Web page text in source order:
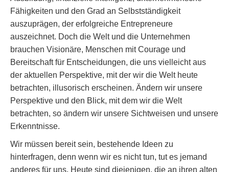
Fähigkeiten und den Grad an Selbstständigkeit
auszuprägen, der erfolgreiche Entrepreneure
auszeichnet. Doch die Welt und die Unternehmen
brauchen Visionäre, Menschen mit Courage und
Bereitschaft für Entscheidungen, die uns vielleicht aus
der aktuellen Perspektive, mit der wir die Welt heute
betrachten, illusorisch erscheinen. Ändern wir unsere
Perspektive und den Blick, mit dem wir die Welt
betrachten, so ändern wir unsere Sichtweisen und unsere
Erkenntnisse.
Wir müssen bereit sein, bestehende Ideen zu
hinterfragen, denn wenn wir es nicht tun, tut es jemand
anderes für uns. Heute sind diejenigen, die an ihren alten